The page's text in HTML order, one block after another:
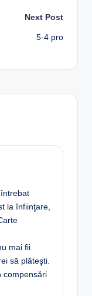
Next Post
5-4 pro
la înfiinţare,
mai fii
să plăteşti.
compensări